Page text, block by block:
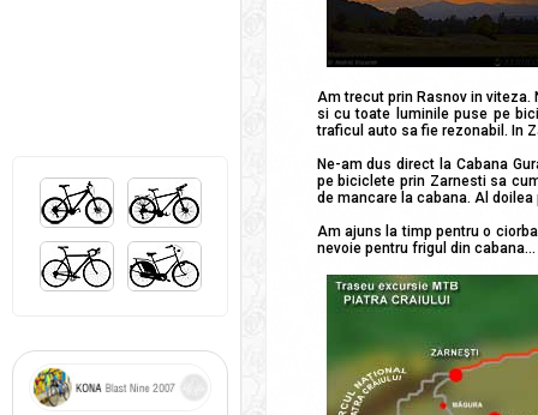
Am trecut prin Rasnov in
si cu toate luminile puse pe
traficul auto sa fie rezonabil. In
Ne-am dus direct la Cabana
pe biciclete prin Zarnesti sa
de mancare la cabana. Al doilea
Am ajuns la timp pentru o
nevoie pentru frigul din cabana...